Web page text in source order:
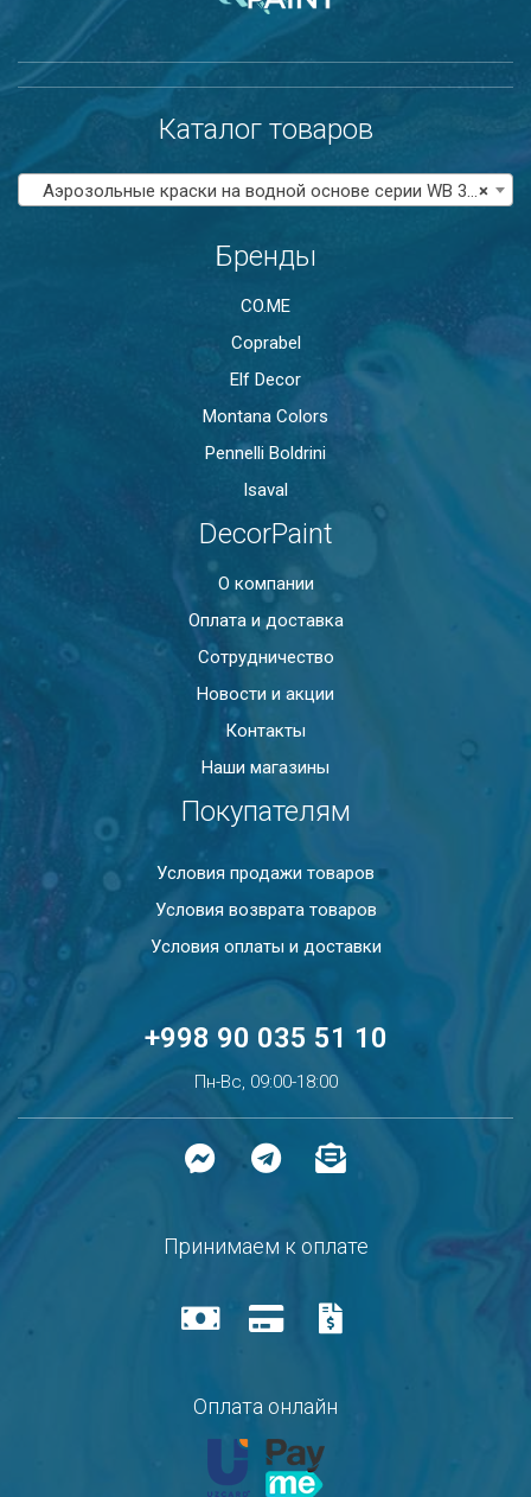
Каталог товаров
×
Аэрозольные краски на водной основе серии WB 300
Бренды
CO.ME
Coprabel
Elf Decor
Montana Colors
Pennelli Boldrini
Isaval
DecorPaint
О компании
Оплата и доставка
Сотрудничество
Новости и акции
Контакты
Наши магазины
Покупателям
Условия продажи товаров
Условия возврата товаров
Условия оплаты и доставки
+998 90 035 51 10
Пн-Вс, 09:00-18:00
Принимаем к оплате
Оплата онлайн